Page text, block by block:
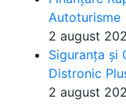
Autoturisme
2 august
Siguranța și
Distronic
2 august